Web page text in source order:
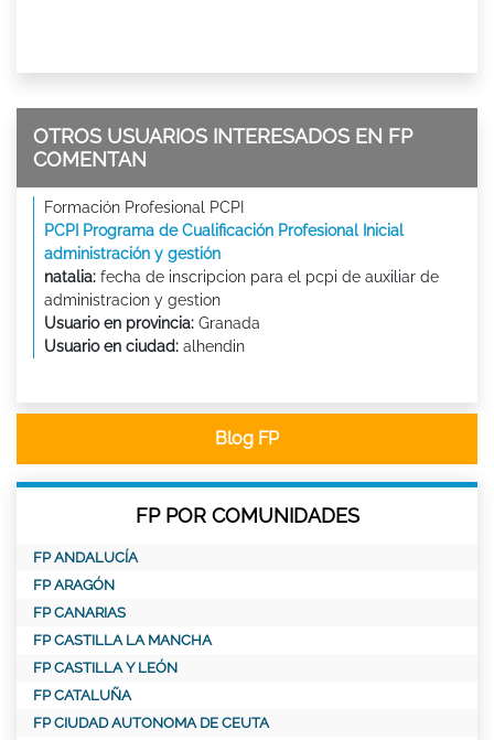
OTROS USUARIOS INTERESADOS EN FP
COMENTAN
Formación Profesional PCPI
PCPI Programa de Cualificación Profesional Inicial
administración y gestión
natalia: fecha de inscripcion para el pcpi de auxiliar de
administracion y gestion
Usuario en provincia: Granada
Usuario en ciudad: alhendin
Blog FP
FP POR COMUNIDADES
FP ANDALUCÍA
FP ARAGÓN
FP CANARIAS
FP CASTILLA LA MANCHA
FP CASTILLA Y LEÓN
FP CATALUÑA
FP CIUDAD AUTONOMA DE CEUTA